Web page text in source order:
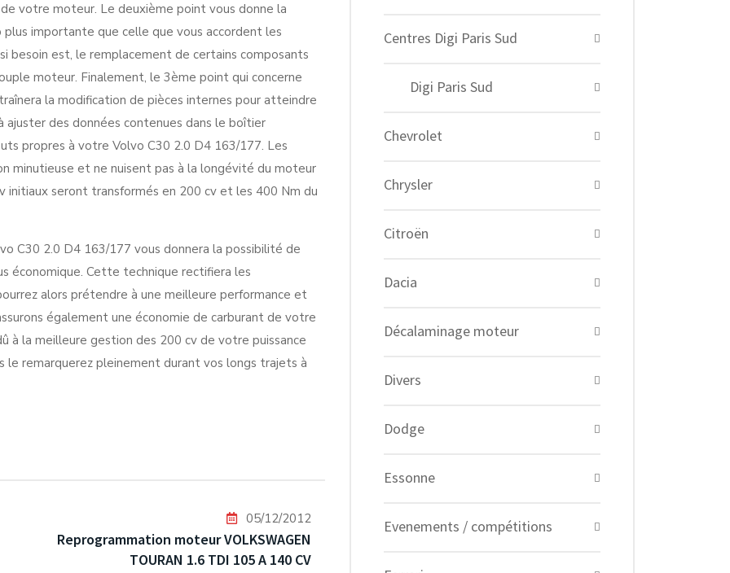
votre moteur. Le deuxième point vous donne la
importante que celle que vous accordent les
besoin est, le remplacement de certains composants
moteur. Finalement, le 3ème point qui concerne
la modification de pièces internes pour atteindre
des données contenues dans le boîtier
propres à votre Volvo C30 2.0 D4 163/177. Les
minutieuse et ne nuisent pas à la longévité du moteur
initiaux seront transformés en 200 cv et les 400 Nm du
C30 2.0 D4 163/177 vous donnera la possibilité de
économique. Cette technique rectifiera les
alors prétendre à une meilleure performance et
également une économie de carburant de votre
à la meilleure gestion des 200 cv de votre puissance
remarquerez pleinement durant vos longs trajets à
05/12/2012
Reprogrammation moteur VOLKSWAGEN
TOURAN 1.6 TDI 105 A 140 CV
Centres Digi Paris Sud
Digi Paris Sud
Chevrolet
Chrysler
Citroën
Dacia
Décalaminage moteur
Divers
Dodge
Essonne
Evenements / compétitions